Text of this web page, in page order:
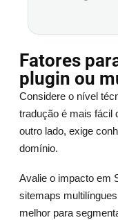
Fatores
plugin ou
Considere o nível
tradução é mais fácil
outro lado, exige
domínio.
Avalie o impacto em
sitemaps
melhor para